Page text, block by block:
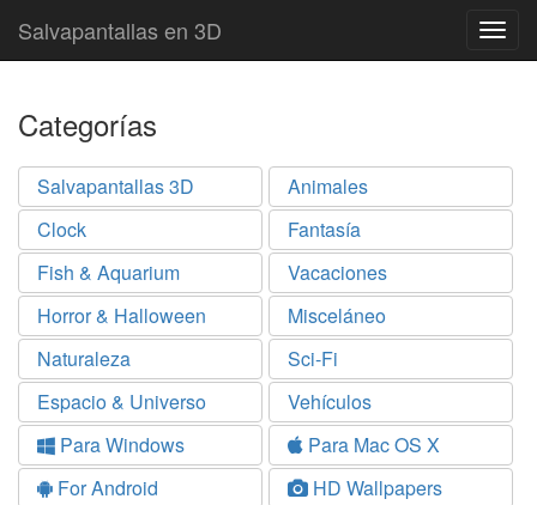
Salvapantallas en 3D
Categorías
Salvapantallas 3D
Animales
Clock
Fantasía
Fish & Aquarium
Vacaciones
Horror & Halloween
Misceláneo
Naturaleza
Sci-Fi
Espacio & Universo
Vehículos
Para Windows
Para Mac OS X
For Android
HD Wallpapers